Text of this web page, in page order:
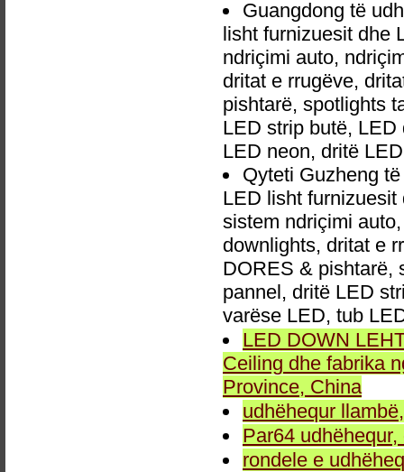
Guangdong të
lisht furnizuesit dhe
ndriçimi auto,
dritat e rrugëve,
pishtarë, spotlights
LED strip butë,
LED neon, dritë
Qyteti Guzheng
LED lisht
sistem ndriçimi
downlights, dritat e
DORES & pishtarë,
pannel, dritë LED
varëse LED, tub
LED DOWN
Ceiling dhe fabrika
Province, China
udhëhequr
Par64
rondele e